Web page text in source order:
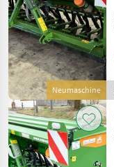
Neumaschine